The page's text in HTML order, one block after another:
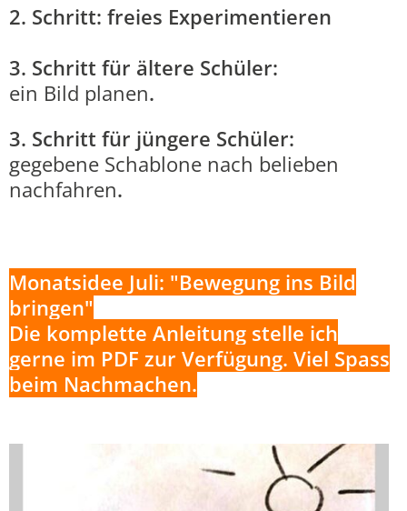
2. Schritt: freies Experimentieren
3. Schritt für ältere Schüler:
ein Bild planen.
3. Schritt für jüngere Schüler:
gegebene Schablone nach belieben
nachfahren.
Monatsidee Juli: "Bewegung ins Bild
bringen"
Die komplette Anleitung stelle ich
gerne im PDF zur Verfügung. Viel Spass
beim Nachmachen.